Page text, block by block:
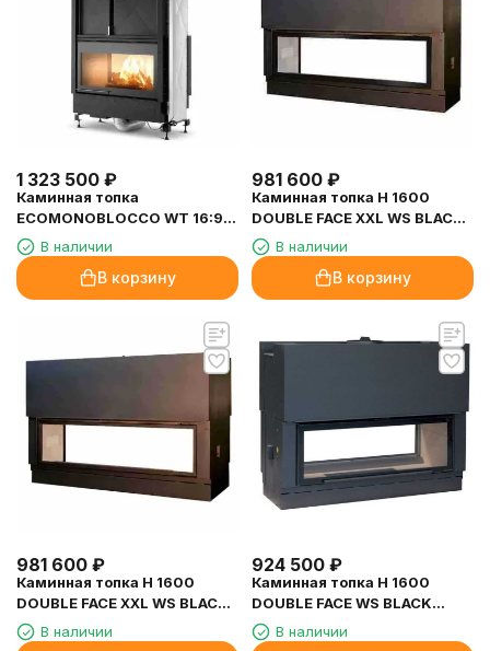
1 323 500 ₽
Каминная топка
ECOMONOBLOCCO WT 16:9B
N13 (Palazzetti)
В наличии
В корзину
981 600 ₽
Каминная топка H 1600
DOUBLE FACE XXL WS BLACK
RT BG2 (Axis)
В наличии
В корзину
981 600 ₽
Каминная топка H 1600
DOUBLE FACE XXL WS BLACK
(Axis)В наличии
924 500 ₽
Каминная топка H 1600
DOUBLE FACE WS BLACK
(Axis)В наличии